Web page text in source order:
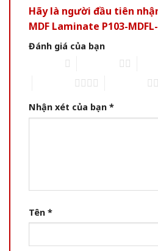
Hãy là người đầu tiên
MDF Laminate P103-MDFL-
Đánh giá của bạn
Nhận xét của bạn *
Tên *